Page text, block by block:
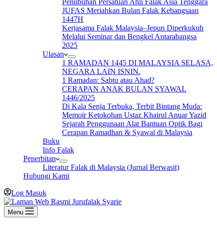
Penubuhan Persatuan Ahli Falak Asia Tenggara
JUFAS Meriahkan Bulan Falak Kebangsaan
1447H
Kerjasama Falak Malaysia–Jepun Diperkukuh
Melalui Seminar dan Bengkel Antarabangsa
2025
Ulasan
1 RAMADAN 1445 DI MALAYSIA SELASA,
NEGARA LAIN ISNIN.
1 Ramadan: Sabtu atau Ahad?
CERAPAN ANAK BULAN SYAWAL
1446/2025
Di Kala Senja Terbuka, Terbit Bintang Muda:
Memoir Ketokohan Ustaz Khairul Anuar Yazid
Sejarah Penggunaan Alat Bantuan Optik Bagi
Cerapan Ramadhan & Syawal di Malaysia
Buku
Info Falak
Penerbitan
Literatur Falak di Malaysia (Jurnal Berwasit)
Hubungi Kami
Log Masuk
Menu